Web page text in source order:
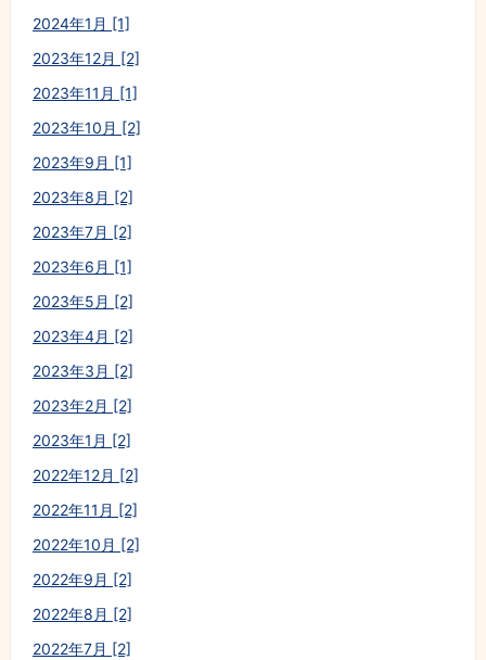
2024年1月 [1]
2023年12月 [2]
2023年11月 [1]
2023年10月 [2]
2023年9月 [1]
2023年8月 [2]
2023年7月 [2]
2023年6月 [1]
2023年5月 [2]
2023年4月 [2]
2023年3月 [2]
2023年2月 [2]
2023年1月 [2]
2022年12月 [2]
2022年11月 [2]
2022年10月 [2]
2022年9月 [2]
2022年8月 [2]
2022年7月 [2]